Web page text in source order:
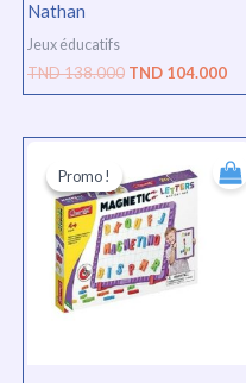
Nathan
Jeux éducatifs
TND138.000 TND 104.000
Promo !
Promo !
initial
était :
TND
53.000.
prix
actuel